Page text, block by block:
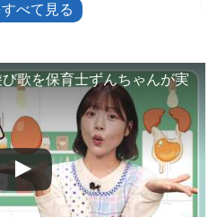
保育）
歌を保育士ずんちゃんが実